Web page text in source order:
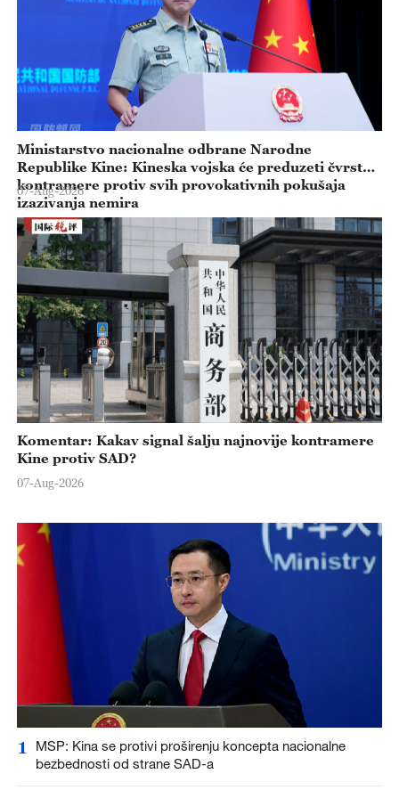
Ministarstvo nacionalne odbrane Narodne
Republike Kine: Kineska vojska će preduzeti čvrste
kontramere protiv svih provokativnih pokušaja
izazivanja nemira
07-Aug-2026
Komentar: Kakav signal šalju najnovije kontramere
Kine protiv SAD?
07-Aug-2026
1
MSP: Kina se protivi proširenju koncepta nacionalne
bezbednosti od strane SAD-a